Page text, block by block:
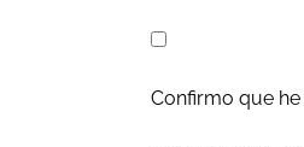
Confirmo que